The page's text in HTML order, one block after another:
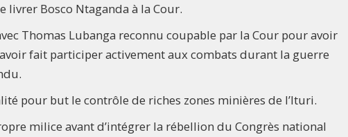
livrer Bosco Ntaganda à la Cour.
Thomas Lubanga reconnu coupable par la Cour pour avoir
fait participer activement aux combats durant la guerre
pour but le contrôle de riches zones minières de l’Ituri.
milice avant d’intégrer la rébellion du Congrès national